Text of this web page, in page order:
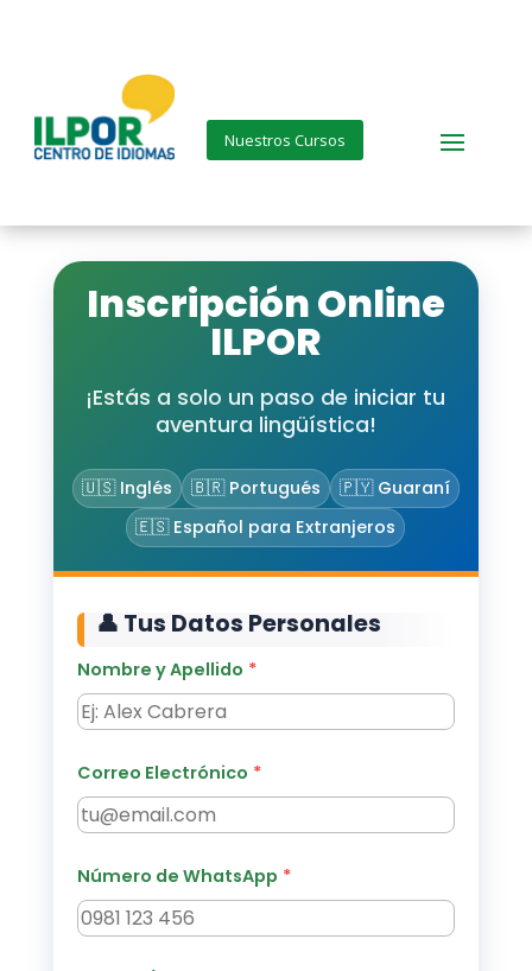
Nuestros Cursos
Inscripción Online
ILPOR
¡Estás a solo un paso de iniciar tu
aventura lingüística!
🇺🇸 Inglés 🇧🇷 Portugués
🇵🇾 Guaraní
🇪🇸 Español para Extranjeros
👤 Tus Datos Personales
Nombre y Apellido
Correo Electrónico
Número de WhatsApp